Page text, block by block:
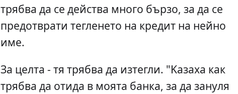
трябва да се действа много бързо, за да се
предотврати тегленето на кредит на нейно
име.
За целта - тя трябва да изтегли. "Kазаха как
трябва да отида в моята банка, за да зануля